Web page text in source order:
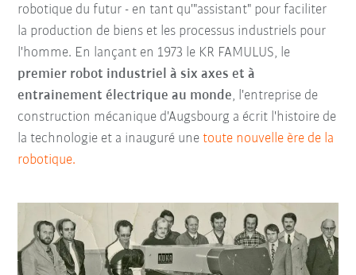
robotique du futur - en tant qu'"assistant" pour faciliter
la production de biens et les processus industriels pour
l'homme. En lançant en 1973 le KR FAMULUS, le
premier robot industriel à six axes et à
entrainement électrique au monde, l'entreprise de
construction mécanique d'Augsbourg a écrit l'histoire de
la technologie et a inauguré unetoute nouvelle ère de la
robotique.